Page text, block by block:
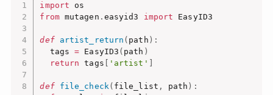
import
from mutagen . easyid3 import EasyID3
def artist_return ( path ) :
  tags
= EasyID3 ( path )
return tags 'artist'
def file_check( file_list , path ) :